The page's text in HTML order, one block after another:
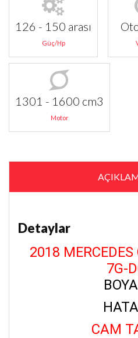
126 - 150 arası
Güç/Hp
1301 - 1600 cm3
Motor
Detaylar
2018
7G-
CAM